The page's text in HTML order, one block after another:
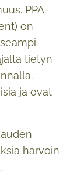
PPA-
on
tietyn
ja ovat
harvoin